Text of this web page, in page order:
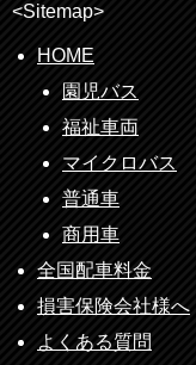
<Sitemap>
HOME
園児バス
福祉車両
マイクロバス
普通車
商用車
全国配車料金
損害保険会社様へ
よくある質問